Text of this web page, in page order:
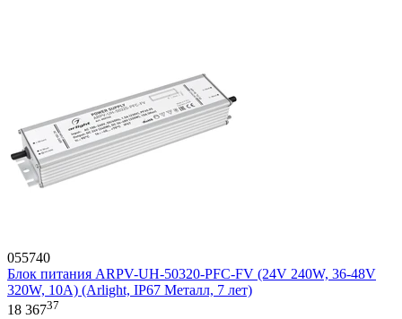
055740
Блок питания ARPV-UH-50320-PFC-FV (24V 240W, 36-48V
320W, 10A) (Arlight, IP67 Металл, 7 лет)
18 36737